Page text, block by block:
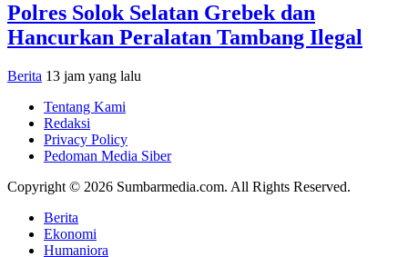
Polres Solok Selatan Grebek dan
Hancurkan Peralatan Tambang Ilegal
Berita 13 jam yang lalu
Tentang Kami
Redaksi
Privacy Policy
Pedoman Media Siber
Copyright © 2026 Sumbarmedia.com. All Rights Reserved.
Berita
Ekonomi
Humaniora